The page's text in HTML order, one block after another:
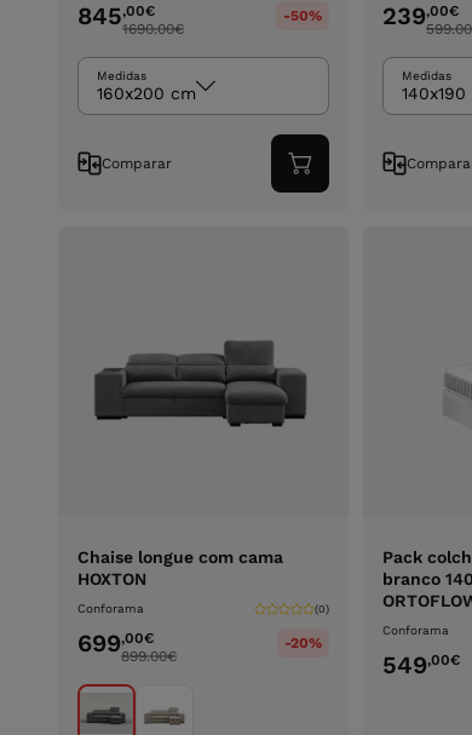
845,00€
1690.00€
-50%
Medidas
160x200 cm
Comparar
Adicionar
ao
239,00€
599.00
Medidas
140x190
Chaise longue com cama
HOXTON
Conforama (0)
699,00€
899.00€
-20%
Pack
branco
Conforama
549,00€